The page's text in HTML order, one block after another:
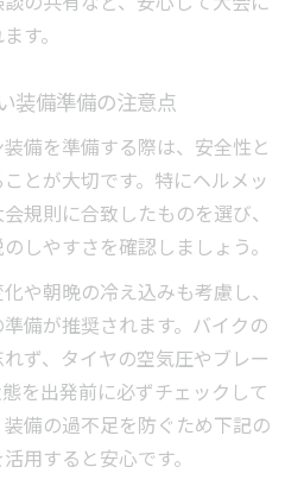
す。
装備準備の注意点
備を準備する際は、安全性と
とが大切です。特にヘルメッ
規則に合致したものを選び、
しやすさを確認しましょう。
や朝晩の冷え込みも考慮し、
備が推奨されます。バイクの
ず、タイヤの空気圧やブレー
を出発前に必ずチェックして
備の過不足を防ぐため下記の
用すると安心です。